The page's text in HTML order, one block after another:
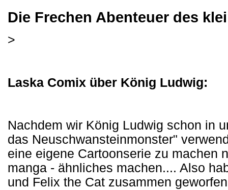
Die Frechen Abenteuer des
>
Laska Comix über König Ludwig:
Nachdem wir König Ludwig schon in
das Neuschwansteinmonster"
eine eigene Cartoonserie zu machen
manga - ähnliches machen.... Also
und Felix the Cat zusammen